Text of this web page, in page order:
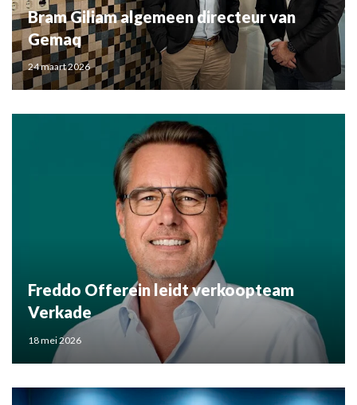
Bram Giliam algemeen directeur van
Gemaq
24 maart 2026
Freddo Offerein leidt verkoopteam
Verkade
18 mei 2026